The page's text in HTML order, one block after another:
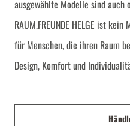
ausgewählte Modelle sind
RAUM.FREUNDE HELGE ist
für Menschen, die ihren Raum
Design, Komfort und